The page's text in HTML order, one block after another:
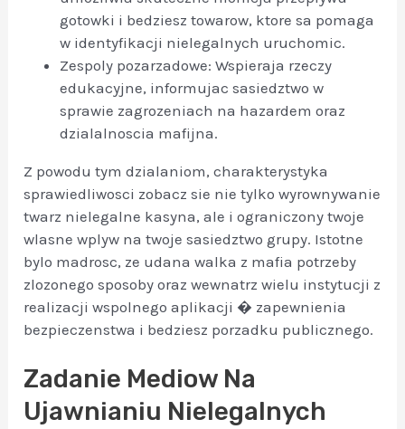
gotowki i bedziesz towarow, ktore sa pomaga
w identyfikacji nielegalnych uruchomic.
Zespoly pozarzadowe: Wspieraja rzeczy
edukacyjne, informujac sasiedztwo w
sprawie zagrozeniach na hazardem oraz
dzialalnoscia mafijna.
Z powodu tym dzialaniom, charakterystyka
sprawiedliwosci zobacz sie nie tylko wyrownywanie
twarz nielegalne kasyna, ale i ograniczony twoje
wlasne wplyw na twoje sasiedztwo grupy. Istotne
bylo madrosc, ze udana walka z mafia potrzeby
zlozonego sposoby oraz wewnatrz wielu instytucji z
realizacji wspolnego aplikacji � zapewnienia
bezpieczenstwa i bedziesz porzadku publicznego.
Zadanie Mediow Na
Ujawnianiu Nielegalnych